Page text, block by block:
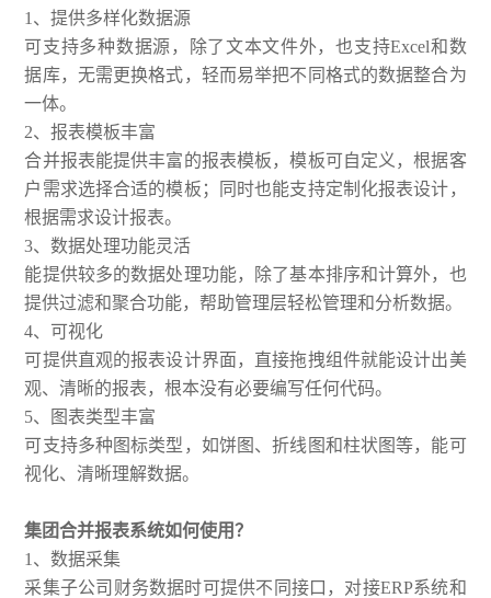
1、提供多样化数据源
可支持多种数据源，除了文本文件外，也支持Excel和数
据库，无需更换格式，轻而易举把不同格式的数据整合为
一体。
2、报表模板丰富
合并报表能提供丰富的报表模板，模板可自定义，根据客
户需求选择合适的模板；同时也能支持定制化报表设计，
根据需求设计报表。
3、数据处理功能灵活
能提供较多的数据处理功能，除了基本排序和计算外，也
提供过滤和聚合功能，帮助管理层轻松管理和分析数据。
4、可视化
可提供直观的报表设计界面，直接拖拽组件就能设计出美
观、清晰的报表，根本没有必要编写任何代码。
5、图表类型丰富
可支持多种图标类型，如饼图、折线图和柱状图等，能可
视化、清晰理解数据。
集团合并报表系统如何使用？
1、数据采集
采集子公司财务数据时可提供不同接口，对接ERP系统和